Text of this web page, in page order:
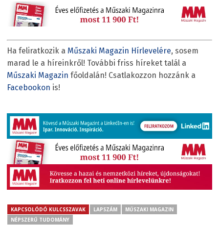
Ha feliratkozik a Műszaki Magazin Hírlevelére, sosem
marad le a híreinkről! További friss híreket talál a
Műszaki Magazin főoldalán! Csatlakozzon hozzánk a
Facebookon is!
KAPCSOLÓDÓ KULCSSZAVAK LAPSZÁM
MŰSZAKI MAGAZIN
NÉPSZERŰ TUDOMÁNY